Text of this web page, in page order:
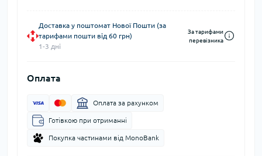
Доставка у поштомат Нової Пошти (за
тарифами пошти від 60 грн)
1-3 дні
За тарифами
перевізника
Оплата
Оплата за рахунком
Готівкою при отриманні
Покупка частинами від MonoBank